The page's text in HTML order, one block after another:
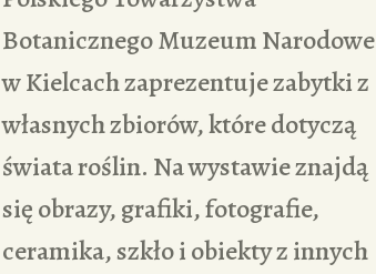
Botanicznego Muzeum Narodowe
w Kielcach zaprezentuje zabytki z
własnych zbiorów, które dotyczą
świata roślin. Na wystawie znajdą
się obrazy, grafiki, fotografie,
ceramika, szkło i obiekty z innych